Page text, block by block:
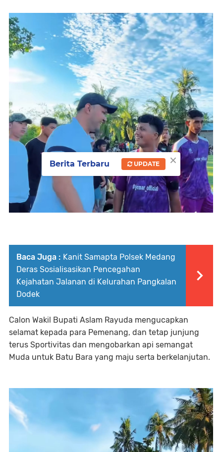
Baca Juga : Kanit Samapta Polsek Medang
Deras Sosialisasikan Pencegahan
Kejahatan Jalanan di Kelurahan Pangkalan
Dodek
Calon Wakil Bupati Aslam Rayuda mengucapkan
selamat kepada para Pemenang, dan tetap junjung
terus Sportivitas dan mengobarkan api semangat
Muda untuk Batu Bara yang maju serta berkelanjutan.
×
Berita Terbaru UPDATE